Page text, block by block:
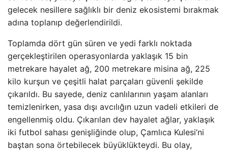
gelecek nesillere sağlıklı bir deniz ekosistemi bırakmak
adına toplanıp değerlendirildi.
Toplamda dört gün süren ve yedi farklı noktada
gerçekleştirilen operasyonlarda yaklaşık 15 bin
metrekare hayalet ağ, 200 metrekare misina ağ, 225
kilo kurşun ve çeşitli halat parçaları güvenli şekilde
çıkarıldı. Bu sayede, deniz canlılarının yaşam alanları
temizlenirken, yasa dışı avcılığın uzun vadeli etkileri de
engellenmiş oldu. Çıkarılan dev hayalet ağlar, yaklaşık
iki futbol sahası genişliğinde olup, Çamlıca Kulesi’ni
baştan sona örtebilecek büyüklükteydi. Bu olay,